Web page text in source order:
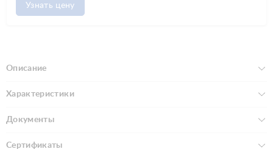
Узнать цену
Описание
Характеристики
Документы
Сертификаты